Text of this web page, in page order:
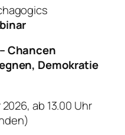
Chancen
Demokratie
ab 13.00 Uhr